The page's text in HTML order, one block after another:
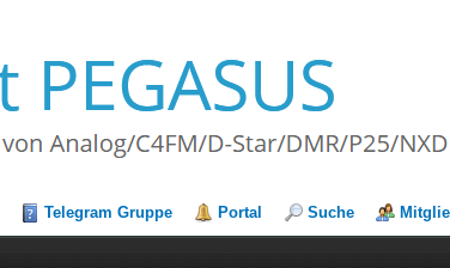
Telegram Gruppe Portal Suche